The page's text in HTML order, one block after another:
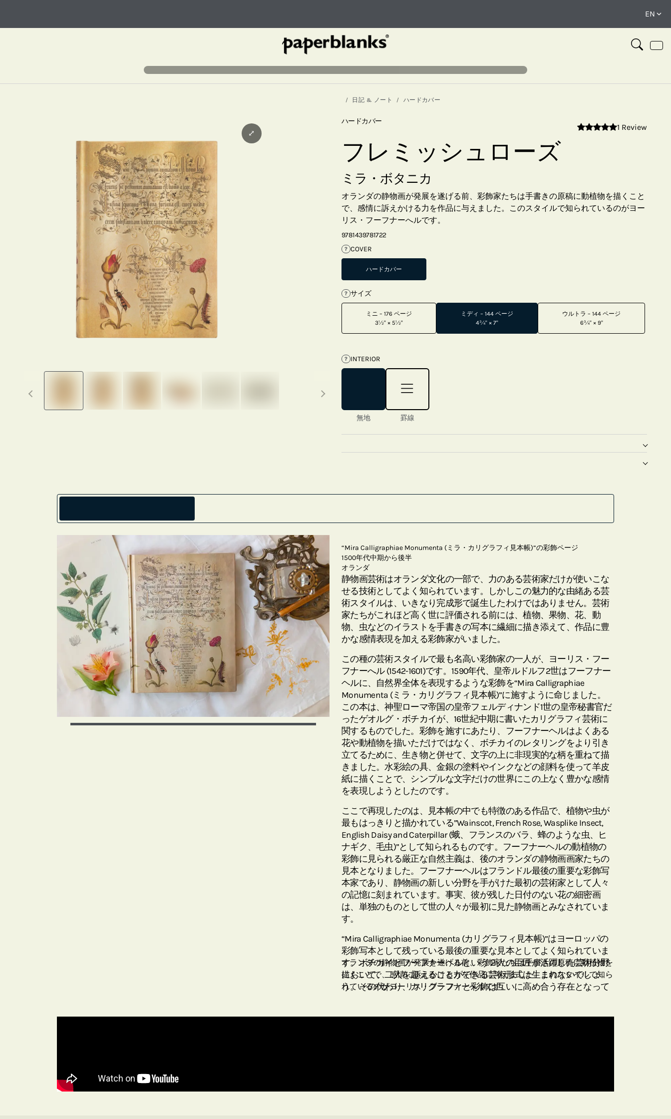
日記 & ノート ハードカバー
Previous thumbnails
⤢
ハードカバー
1 Review
フレミッシュローズ
ミラ・ボタニカ
オランダの静物画が発展を遂げる前、彩飾家たちは手書きの原稿に動植物を描くこと
で、感情に訴えかける力を作品に与えました。このスタイルで知られているのがヨー
リス・フーフナーへルです。
9781439781722
? COVER
ハードカバー
? サイズ
ミニ – 176 ページ
3½" × 5½"
ミディ – 144 ページ
4¾" × 7"
ウルトラ – 144 ページ
6¾" × 9"
? INTERIOR
無地 罫線
“Mira Calligraphiae Monumenta (ミラ・カリグラフィ見本帳)”の彩飾ページ
1500年代中期から後半
オランダ
静物画芸術はオランダ文化の一部で、力のある芸術家だけが使いこな
せる技術としてよく知られています。しかしこの魅力的な由緒ある芸
術スタイルは、いきなり完成形で誕生したわけではありません。芸術
家たちがこれほど高く世に評価される前には、植物、果物、花、動
物、虫などのイラストを手書きの写本に繊細に描き添えて、作品に豊
かな感情表現を加える彩飾家がいました。
この種の芸術スタイルで最も名高い彩飾家の一人が、ヨーリス・フー
フナーへル (1542-1601)です。1590年代、皇帝ルドルフ2世はフーフナー
ヘルに、自然界全体を表現するような彩飾を“Mira Calligraphiae
Monumenta (ミラ・カリグラフィ見本帳)”に施すように命じました。
この本は、神聖ローマ帝国の皇帝フェルディナンド1世の皇帝秘書官だ
ったゲオルグ・ボチカイが、16世紀中期に書いたカリグラフィ芸術に
関するものでした。彩飾を施すにあたり、フーフナーヘルはよくある
花や動植物を描いただけではなく、ボチカイのレタリングをより引き
立てるために、生き物と併せて、文字の上に非現実的な柄を重ねて描
きました。水彩絵の具、金銀の塗料やインクなどの顔料を使って羊皮
紙に描くことで、シンプルな文字だけの世界にこの上なく豊かな感情
を表現しようとしたのです。
ここで再現したのは、見本帳の中でも特徴のある作品で、植物や虫が
最もはっきりと描かれている”Wainscot, French Rose, Wasplike Insect,
English Daisy and Caterpillar (蛾、フランスのバラ、蜂のような虫、ヒ
ナギク、毛虫)”として知られるものです。フーフナーヘルの動植物の
彩飾に見られる厳正な自然主義は、後のオランダの静物画画家たちの
見本となりました。フーフナーヘルはフランドル最後の重要な彩飾写
本家であり、静物画の新しい分野を手がけた最初の芸術家として人々
の記憶に刻まれています。事実、彼が残した日付のない花の細密画
は、単独のものとして世の人々が最初に見た静物画とみなされていま
す。
“Mira Calligraphiae Monumenta (カリグラフィ見本帳)”はヨーロッパの
彩飾写本として残っている最後の重要な見本としてよく知られていま
す。ボチカイとフーフナーヘルという２人の巨匠が活躍した芸術分野
において、二人を超えることができる芸術形式は生まれないでしょ
う。その代わり、カリグラフィと彩飾は互いに高め合う存在となって
オランダの静物画が発展を遂げる前、彩飾家たちは手書きの原稿に動植物を
描くことで、感情に訴えかける力を作品に与えました。このスタイルで知ら
れているのがヨーリス・フーフナーへルです。